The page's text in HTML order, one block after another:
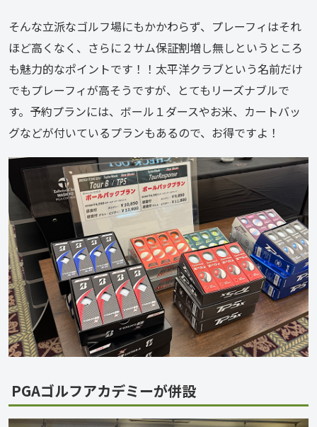
そんな立派なゴルフ場にもかかわらず、プレーフィはそれ
ほど高くなく、さらに２サム保証割増し無しというところ
も魅力的なポイントです！！太平洋クラブという名前だけ
でもプレーフィが高そうですが、とてもリーズナブルで
す。予約プランには、ボール１ダースやお米、カートバッ
グなどが付いているプランもあるので、お得ですよ！
PGAゴルフアカデミーが併設